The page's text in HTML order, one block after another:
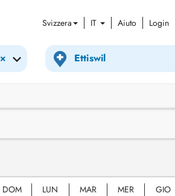
Svizzera IT Aiuto Login
×
DOM LUN MAR MER GIO